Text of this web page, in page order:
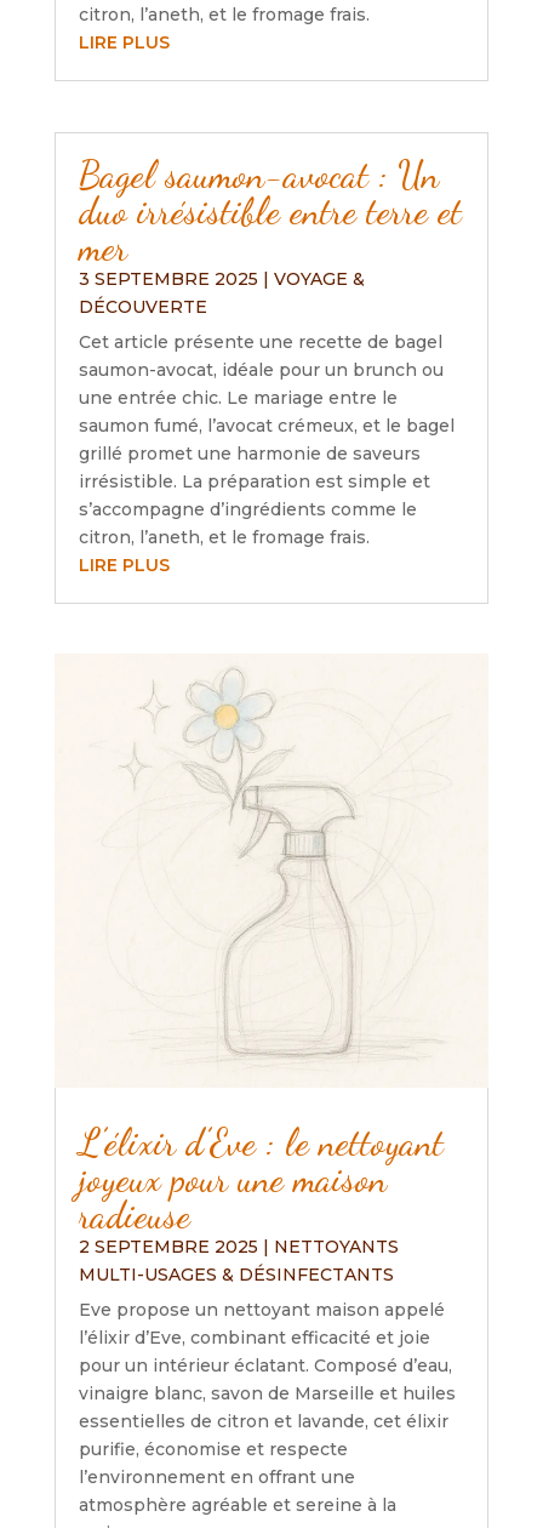
citron, l’aneth, et le fromage frais.
LIRE PLUS
Bagel saumon-avocat : Un
duo irrésistible entre terre et
mer
3 SEPTEMBRE 2025 | VOYAGE &
DÉCOUVERTE
Cet article présente une recette de bagel
saumon-avocat, idéale pour un brunch ou
une entrée chic. Le mariage entre le
saumon fumé, l’avocat crémeux, et le bagel
grillé promet une harmonie de saveurs
irrésistible. La préparation est simple et
s’accompagne d’ingrédients comme le
citron, l’aneth, et le fromage frais.
LIRE PLUS
L’élixir d’Eve : le nettoyant
joyeux pour une maison
radieuse
2 SEPTEMBRE 2025 | NETTOYANTS
MULTI-USAGES & DÉSINFECTANTS
Eve propose un nettoyant maison appelé
l’élixir d’Eve, combinant efficacité et joie
pour un intérieur éclatant. Composé d’eau,
vinaigre blanc, savon de Marseille et huiles
essentielles de citron et lavande, cet élixir
purifie, économise et respecte
l’environnement en offrant une
atmosphère agréable et sereine à la